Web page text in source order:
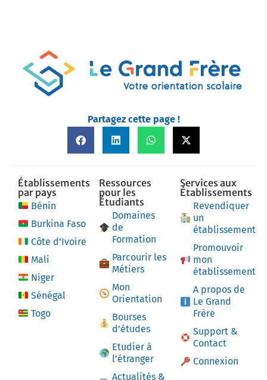
Partagez cette page !
Établissements
par pays
Bénin
Burkina Faso
Côte d’Ivoire
Mali
Niger
Sénégal
Togo
Ressources
pour les
Étudiants
Domaines
de
Formation
Parcourir les
Métiers
Mon
Orientation
Bourses
d’études
Etudier à
l’étranger
Actualités &
Services aux
Établissements
Revendiquer
un
établissement
Promouvoir
mon
établissement
A propos de
Le Grand
Frère
Support &
Contact
Connexion